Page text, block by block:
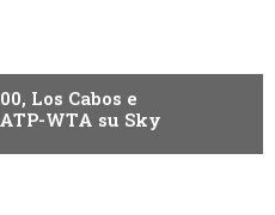
Los Cabos e
WTA su Sky